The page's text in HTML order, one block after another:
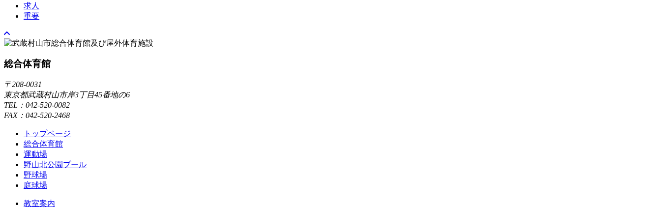
求人
重要
総合体育館
〒208-0031
東京都武蔵村山市岸3丁目45番地の6
TEL：042-520-0082
FAX：042-520-2468
トップページ
総合体育館
運動場
野山北公園プール
野球場
庭球場
教室案内